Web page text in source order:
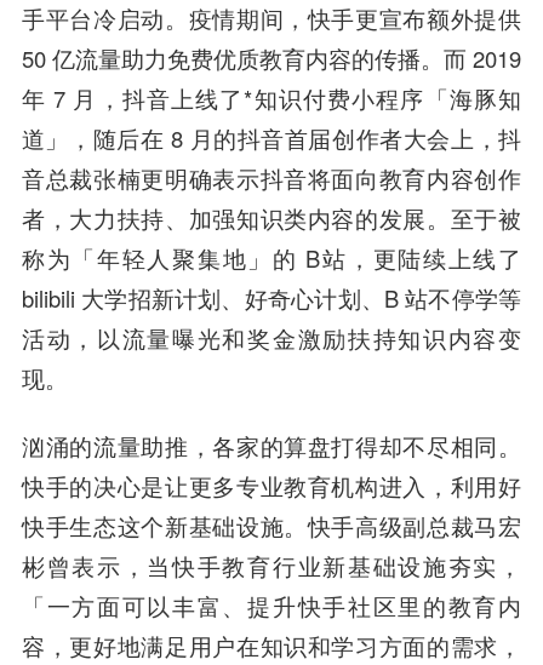
手平台冷启动。疫情期间，快手更宣布额外提供
50 亿流量助力免费优质教育内容的传播。而 2019
年 7 月，抖音上线了*知识付费小程序 「海豚知
道」，随后在 8 月的抖音首届创作者大会上，抖
音总裁张楠更明确表示抖音将面向教育内容创作
者，大力扶持、加强知识类内容的发展。至于被
称为「年轻人聚集地」的 B站，更陆续上线了
bilibili 大学招新计划、好奇心计划、B 站不停学等
活动，以流量曝光和奖金激励扶持知识内容变
现。
汹涌的流量助推，各家的算盘打得却不尽相同。
快手的决心是让更多专业教育机构进入，利用好
快手生态这个新基础设施。快手高级副总裁马宏
彬曾表示，当快手教育行业新基础设施夯实，
「一方面可以丰富、提升快手社区里的教育内
容，更好地满足用户在知识和学习方面的需求，